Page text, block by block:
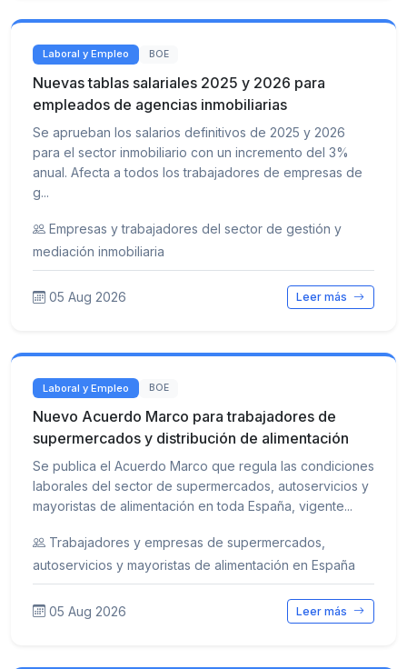
Laboral y Empleo BOE
Nuevas tablas salariales 2025 y 2026 para
empleados de agencias inmobiliarias
Se aprueban los salarios definitivos de 2025 y 2026
para el sector inmobiliario con un incremento del 3%
anual. Afecta a todos los trabajadores de empresas de
g...
Empresas y trabajadores del sector de gestión y
mediación inmobiliaria
05 Aug 2026 Leer más
Laboral y Empleo BOE
Nuevo Acuerdo Marco para trabajadores de
supermercados y distribución de alimentación
Se publica el Acuerdo Marco que regula las condiciones
laborales del sector de supermercados, autoservicios y
mayoristas de alimentación en toda España, vigente...
Trabajadores y empresas de supermercados,
autoservicios y mayoristas de alimentación en España
05 Aug 2026 Leer más